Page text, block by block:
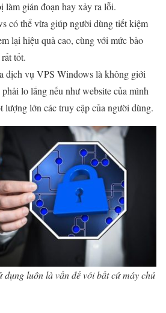
làm gián đoạn hay xảy ra lỗi.
có thể vừa giúp người dùng tiết kiệm
lại hiệu quả cao, cùng với mức bảo
tốt.
dịch vụ VPS Windows là không giới
phải lo lắng nếu như website của mình
lượng lớn các truy cập của người dùng.
dụng luôn là vấn đề với bất cứ máy chủ